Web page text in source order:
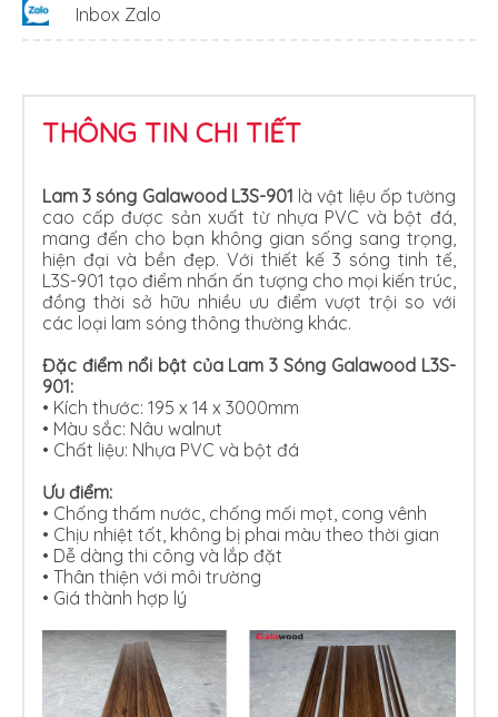
Inbox Zalo
THÔNG TIN CHI TIẾT
Lam 3 sóng Galawood L3S-901 là vật liệu ốp tường
cao cấp được sản xuất từ nhựa PVC và bột đá,
mang đến cho bạn không gian sống sang trọng,
hiện đại và bền đẹp. Với thiết kế 3 sóng tinh tế,
L3S-901 tạo điểm nhấn ấn tượng cho mọi kiến trúc,
đồng thời sở hữu nhiều ưu điểm vượt trội so với
các loại lam sóng thông thường khác.
Đặc điểm nổi bật của Lam 3 Sóng Galawood L3S-
901:
• Kích thước: 195 x 14 x 3000mm
• Màu sắc: Nâu walnut
• Chất liệu: Nhựa PVC và bột đá
Ưu điểm:
• Chống thấm nước, chống mối mọt, cong vênh
• Chịu nhiệt tốt, không bị phai màu theo thời gian
• Dễ dàng thi công và lắp đặt
• Thân thiện với môi trường
• Giá thành hợp lý